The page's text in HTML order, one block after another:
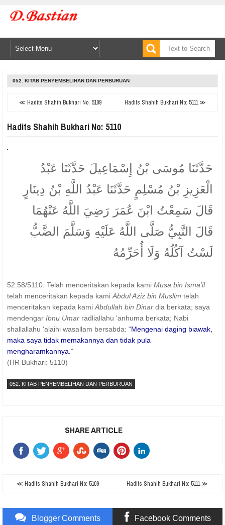
052. KITAB PENYEMBELIHAN DAN PERBURUAN
≪ Hadits Shahih Bukhari No: 5109 Hadits Shahih Bukhari No: 5111 ≫
Hadits Shahih Bukhari No: 5110
حَدَّثَنَا مُوسَى بْنُ إِسْمَاعِيلَ حَدَّثَنَا عَبْدُ
الْعَزِيزِ بْنُ مُسْلِمٍ حَدَّثَنَا عَبْدُ اللَّهِ بْنُ دِينَارٍ
قَالَ سَمِعْتُ ابْنَ عُمَرَ رَضِيَ اللَّهُ عَنْهُمَا
قَالَ النَّبِيُّ صَلَّى اللَّهُ عَلَيْهِ وَسَلَّمَ الضَّبُّ
لَسْتُ آكُلُهُ وَلَا أُحَرِّمُهُ
52.58/5110. Telah menceritakan kepada kami Musa bin Isma'il
telah menceritakan kepada kami Abdul Aziz bin Muslim telah
menceritakan kepada kami Abdullah bin Dinar dia berkata; saya
mendengar Ibnu Umar radliallahu 'anhuma berkata; Nabi
shallallahu 'alaihi wasallam bersabda: "Mengenai daging biawak,
maka saya tidak memakannya dan tidak pula
mengharamkannya. "
(HR Bukhari: 5110)
052. KITAB PENYEMBELIHAN DAN PERBURUAN
SHARE ARTICLE
≪ Hadits Shahih Bukhari No: 5109 Hadits Shahih Bukhari No: 5111 ≫
Blogger Comments Facebook Comments